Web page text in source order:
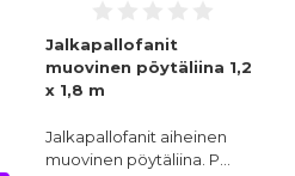
Jalkapallofanit
muovinen pöytäliina 1,2
x 1,8 m
Jalkapallofanit aiheinen
muovinen pöytäliina. P…